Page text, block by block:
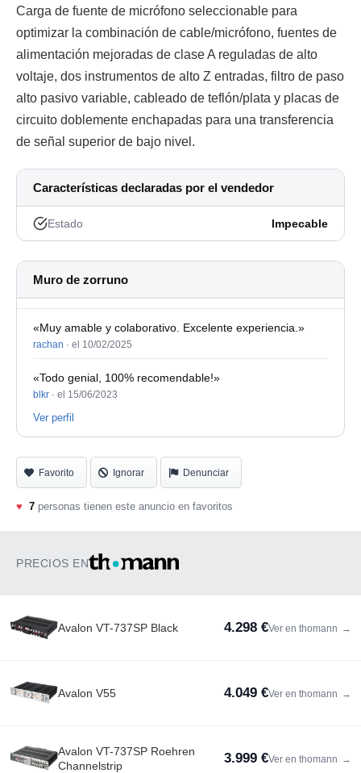
Carga de fuente de micrófono seleccionable para
optimizar la combinación de cable/micrófono, fuentes de
alimentación mejoradas de clase A reguladas de alto
voltaje, dos instrumentos de alto Z entradas, filtro de paso
alto pasivo variable, cableado de teflón/plata y placas de
circuito doblemente enchapadas para una transferencia
de señal superior de bajo nivel.
Características declaradas por el vendedor
Estado Impecable
Muro de zorruno
«Muy amable y colaborativo. Excelente experiencia.»
rachan · el 10/02/2025
«Todo genial, 100% recomendable!»
blkr · el 15/06/2023
Ver perfil
Favorito Ignorar Denunciar
♥ 7 personas tienen este anuncio en favoritos
PRECIOS EN
Avalon VT-737SP Black 4.298 €Ver en thomann →
Avalon V55 4.049 €Ver en thomann →
Avalon VT-737SP Roehren
Channelstrip
3.999 €Ver en thomann →